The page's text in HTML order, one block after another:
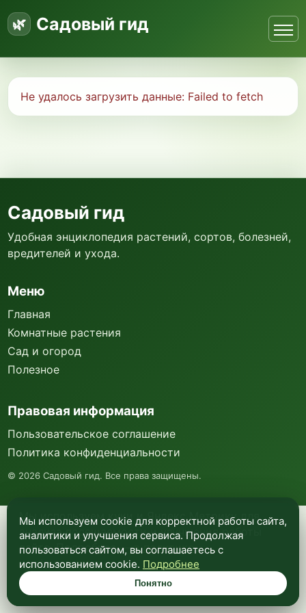
Садовый гид
Не удалось загрузить данные: Failed to fetch
Мы используем куки и Яндекс Метрику для
анализа посещаемости и улучшения работы
сайта. Подробнее —в политике
конфиденциальности.
Понятно
Садовый гид
Удобная энциклопедия растений, сортов, болезней,
вредителей и ухода.
Меню
Главная
Комнатные растения
Сад и огород
Полезное
Правовая информация
Пользовательское соглашение
Политика конфиденциальности
© 2026 Садовый гид. Все права защищены.
Мы используем cookie для корректной работы сайта,
аналитики и улучшения сервиса. Продолжая
пользоваться сайтом, вы соглашаетесь с
использованием cookie. Подробнее
Понятно